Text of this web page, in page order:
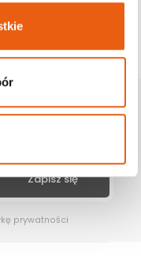
i promocjami.
prywatności